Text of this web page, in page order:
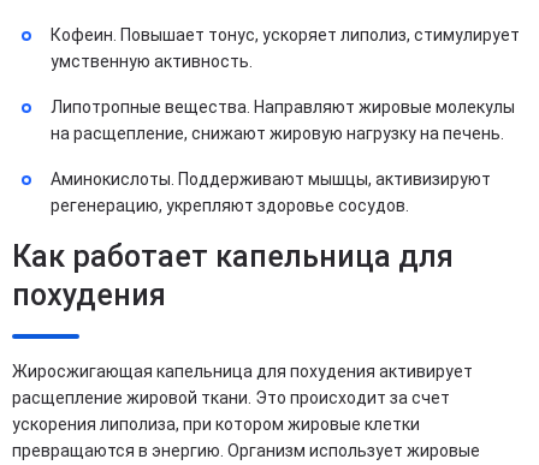
Кофеин. Повышает тонус, ускоряет липолиз, стимулирует
умственную активность.
Липотропные вещества. Направляют жировые молекулы
на расщепление, снижают жировую нагрузку на печень.
Аминокислоты. Поддерживают мышцы, активизируют
регенерацию, укрепляют здоровье сосудов.
Как работает капельница для
похудения
Жиросжигающая капельница для похудения активирует
расщепление жировой ткани. Это происходит за счет
ускорения липолиза, при котором жировые клетки
превращаются в энергию. Организм использует жировые